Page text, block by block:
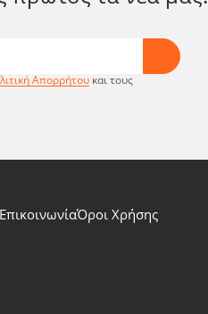
Απορρήτου και τους
ΕπικοινωνίαΌροι Χρήσης